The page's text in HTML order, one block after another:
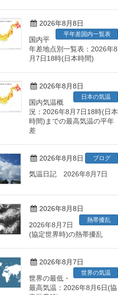
2026年8月8日
平年差国内一覧表
国内平
年差地点別一覧表：2026年8
月7日18時(日本時間)
2026年8月8日
日本の気温
国内気温概
況：2026年8月7日18時(日本
時間)までの最高気温の平年
差
2026年8月8日 ブログ
気温日記 2026年8月7日
2026年8月8日
熱帯擾乱
2026年8月7日
(協定世界時)の熱帯擾乱
2026年8月7日
世界の気温
世界の最低・
最高気温：2026年8月6日(協